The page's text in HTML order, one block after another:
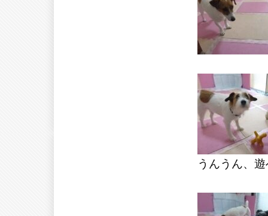
うんうん、